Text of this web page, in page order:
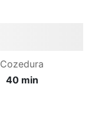
Cozedura
40 min